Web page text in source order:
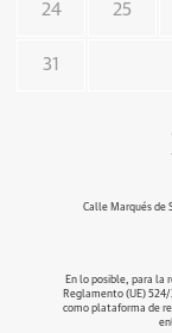
24 25
31
Calle Marqués de
En lo posible, para la
Reglamento (UE)
como plataforma de